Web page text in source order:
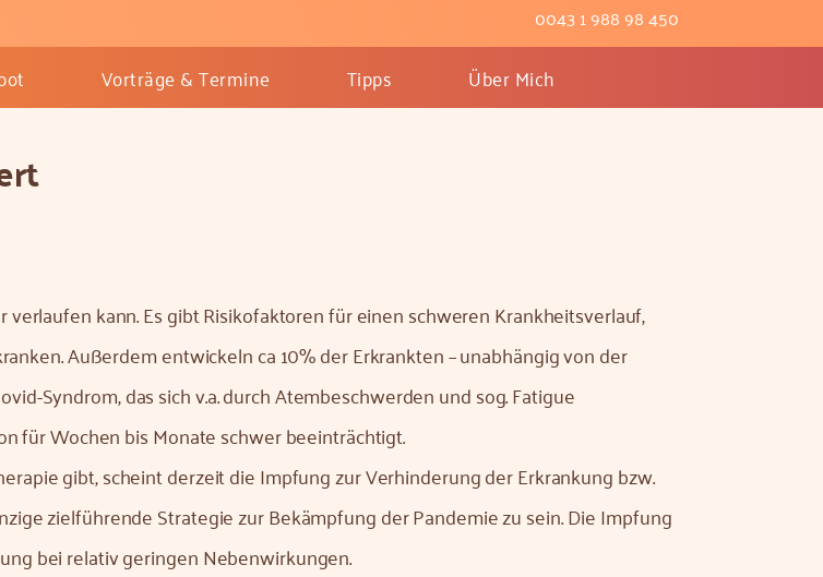
0043 1 988 98 450
Vorträge & Termine Tipps Über Mich
kann. Es gibt Risikofaktoren für einen schweren Krankheitsverlauf,
Außerdem entwickeln ca 10% der Erkrankten – unabhängig von der
Syndrom, das sich v.a. durch Atembeschwerden und sog. Fatigue
für Wochen bis Monate schwer beeinträchtigt.
gibt, scheint derzeit die Impfung zur Verhinderung der Erkrankung bzw.
zielführende Strategie zur Bekämpfung der Pandemie zu sein. Die Impfung
bei relativ geringen Nebenwirkungen.